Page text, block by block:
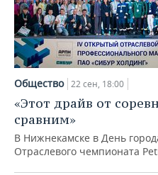
Общество 22 сен, 18:00
«Этот драйв от
сравним»
В Нижнекамске в День
Отраслевого чемпионата